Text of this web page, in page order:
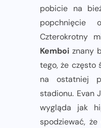
pobicie na
popchnięcie
Czterokrotny
Kemboi znany
tego, że często
na ostatniej
stadionu. Evan
wygląda jak
spodziewać,